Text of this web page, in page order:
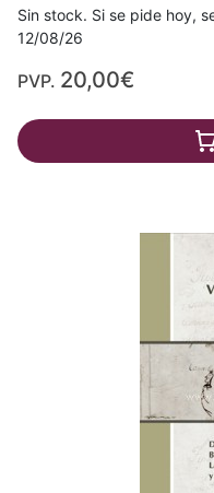
Sin stock. Si se pide hoy,
12/08/26
PVP. 20,00€